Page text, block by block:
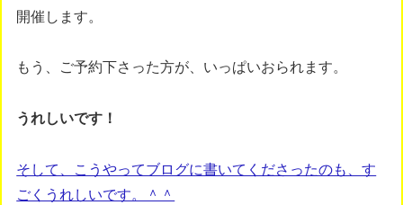
開催します。
もう、ご予約下さった方が、いっぱいおられます。
うれしいです！
そして、こうやってブログに書いてくださったのも、す
ごくうれしいです。＾＾